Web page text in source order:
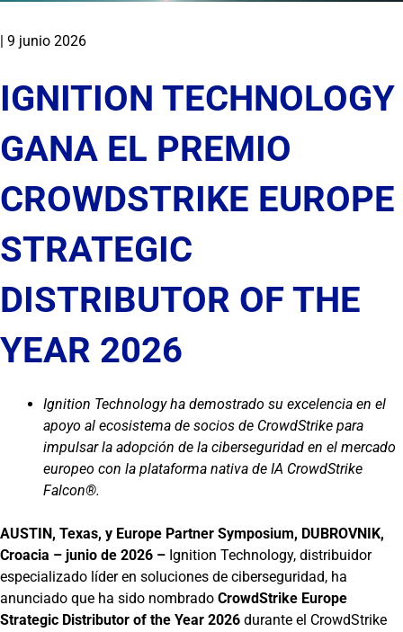
| 9 junio 2026
IGNITION TECHNOLOGY
GANA EL PREMIO
CROWDSTRIKE EUROPE
STRATEGIC
DISTRIBUTOR OF THE
YEAR 2026
Ignition Technology ha demostrado su excelencia en el
apoyo al ecosistema de socios de CrowdStrike para
impulsar la adopción de la ciberseguridad en el mercado
europeo con la plataforma nativa de IA CrowdStrike
Falcon®.
AUSTIN, Texas, y Europe Partner Symposium, DUBROVNIK,
Croacia – junio de 2026 – Ignition Technology, distribuidor
especializado líder en soluciones de ciberseguridad, ha
anunciado que ha sido nombrado CrowdStrike Europe
Strategic Distributor of the Year 2026 durante el CrowdStrike